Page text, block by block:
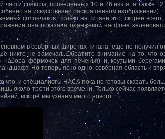
части спектра, проведённых 10 и 26 июля, а также
на искусственно раскрашенном изображении).
солончаков. Только на Титане это, скорее
она показана оранжевой на фоне
в северных широтах Титана, ещё не получил
никто не замечал. Обратите внимание на то, что
формочек для печенья) и крутыми
Но теперь ясно одно: северная область и
что, и специалисты НАСА пока не готовы сказать
около трети этого времени. Только сейчас
вскоре мы узнаем много нового.